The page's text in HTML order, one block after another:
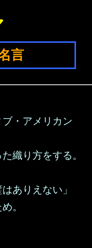
言
・アメリカン
織り方をする。
ありえない」
。